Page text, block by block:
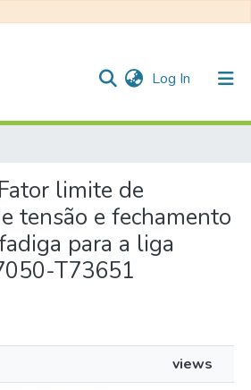
Log In (current)
limite de
tensão e fechamento
para a liga
T73651
views